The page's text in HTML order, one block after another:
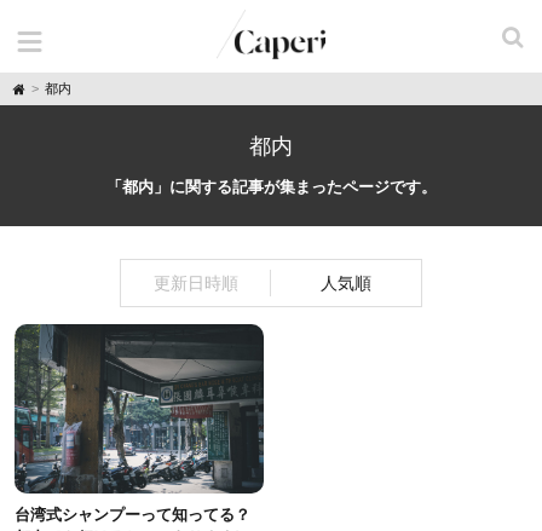
H
o
都内
都内
「都内」に関する記事が集まったページです。
更新日時順 人気順
台湾式シャンプーって知ってる？